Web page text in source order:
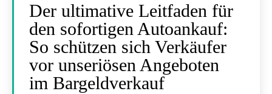
Der ultimative Leitfaden für
den sofortigen Autoankauf:
So schützen sich Verkäufer
vor unseriösen Angeboten
im Bargeldverkauf